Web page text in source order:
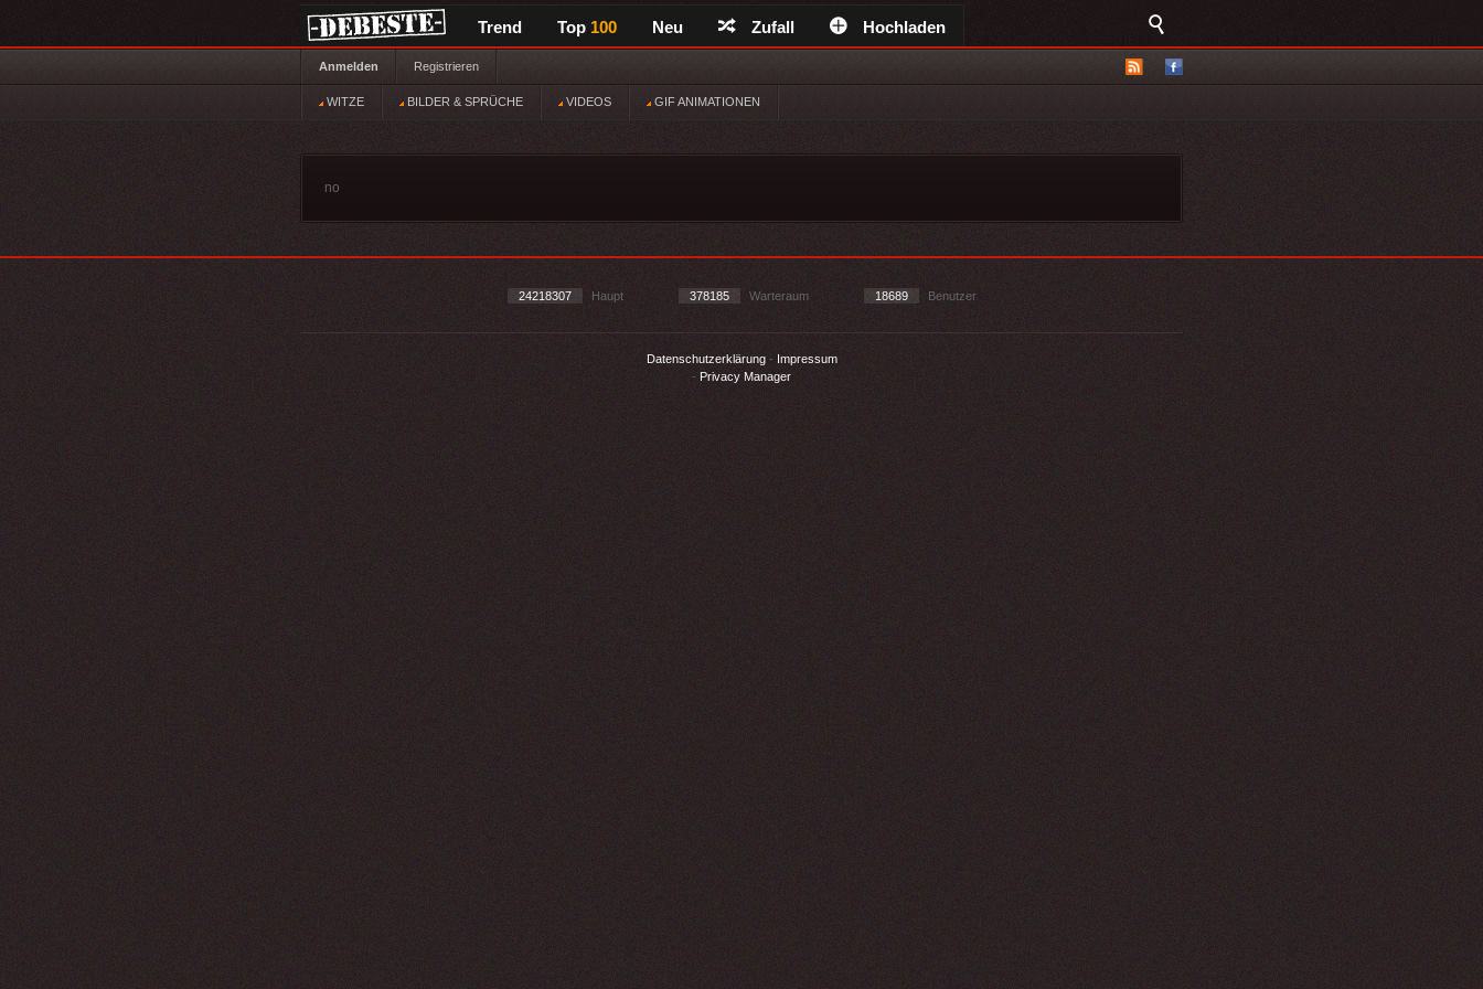
Trend Top 100 Neu Zufall Hochladen
Anmelden Registrieren
WITZE BILDER & SPRÜCHE VIDEOS GIF ANIMATIONEN
no
24218307 Haupt 378185 Warteraum 18689 Benutzer
Datenschutzerklärung- Impressum
- Privacy Manager